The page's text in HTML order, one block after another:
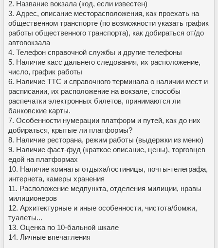
2. Название вокзала (код, если известен)
3. Адрес, описание месторасположения, как проехать на
общественном транспорте (по возможности указать график
работы общественного транспорта), как добираться от/до
автовокзала
4. Телефон справочной службы и другие телефоны
5. Наличие касс дальнего следования, их расположение,
число, график работы
6. Наличие ТТС и справочного терминала о наличии мест и
расписании, их расположение на вокзале, способы
распечатки электронных билетов, принимаются ли
банковские карты.
7. Особенности нумерации платформ и путей, как до них
добираться, крытые ли платформы?
8. Наличие ресторана, режим работы (выдержки из меню)
9. Наличие фаст-фуд (краткое описание, цены), торговцев
едой на платформах
10. Наличие комнаты отдыха/гостиницы, почты-телеграфа,
интернета, камеры хранения
11. Расположение медпункта, отделения милиции, нравы
милиционеров
12. Архитектурные и иные особенности, чистота/бомжи,
туалеты...
13. Оценка по 10-бальной шкале
14. Личные впечатления